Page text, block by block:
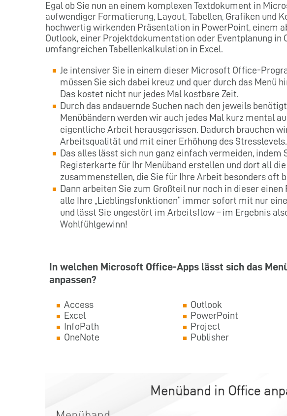
Egal ob Sie nun an einem komplexen Textdokument in
aufwendiger Formatierung, Layout, Tabellen, Grafiken und
hochwertig wirkenden Präsentation in PowerPoint, einem
Outlook, einer Projektdokumentation oder Eventplanung in
umfangreichen Tabellenkalkulation in Excel.
Je intensiver Sie in einem dieser Microsoft Office-
müssen Sie sich dabei kreuz und quer durch das Menü
Das kostet nicht nur jedes Mal kostbare Zeit.
Durch das andauernde Suchen nach den jeweils
Menübändern werden wir auch jedes Mal kurz mental
eigentliche Arbeit herausgerissen. Dadurch brauchen
Arbeitsqualität und mit einer Erhöhung des Stresslevels.
Das alles lässt sich nun ganz einfach vermeiden, indem
Registerkarte für Ihr Menüband erstellen und dort all
zusammenstellen, die Sie für Ihre Arbeit besonders oft
Dann arbeiten Sie zum Großteil nur noch in dieser
alle Ihre „Lieblingsfunktionen“ immer sofort mit nur
und lässt Sie ungestört im Arbeitsflow – im Ergebnis
Wohlfühlgewinn!
In welchen Microsoft Office-Apps lässt sich das
anpassen?
Access
Excel
InfoPath
OneNote
Outlook
PowerPoint
Project
Publisher